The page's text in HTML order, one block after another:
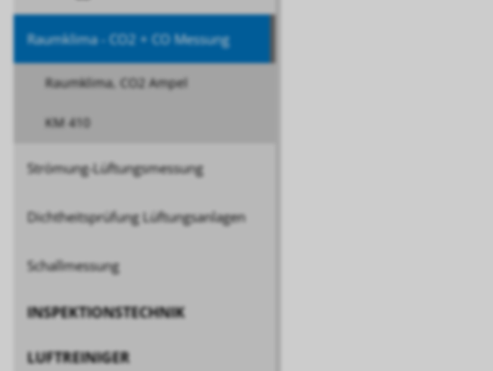
Raumklima - CO2 + CO Messung
Raumklima, CO2 Ampel
KM 410
Strömung-Lüftungsmessung
Dichtheitsprüfung Lüftungsanlagen
Schallmessung
INSPEKTIONSTECHNIK
LUFTREINIGER